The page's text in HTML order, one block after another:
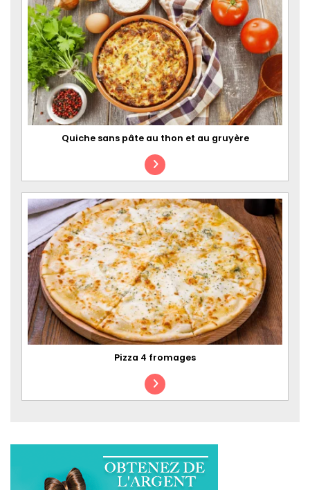
Quiche sans pâte au thon et au gruyère
Pizza 4 fromages